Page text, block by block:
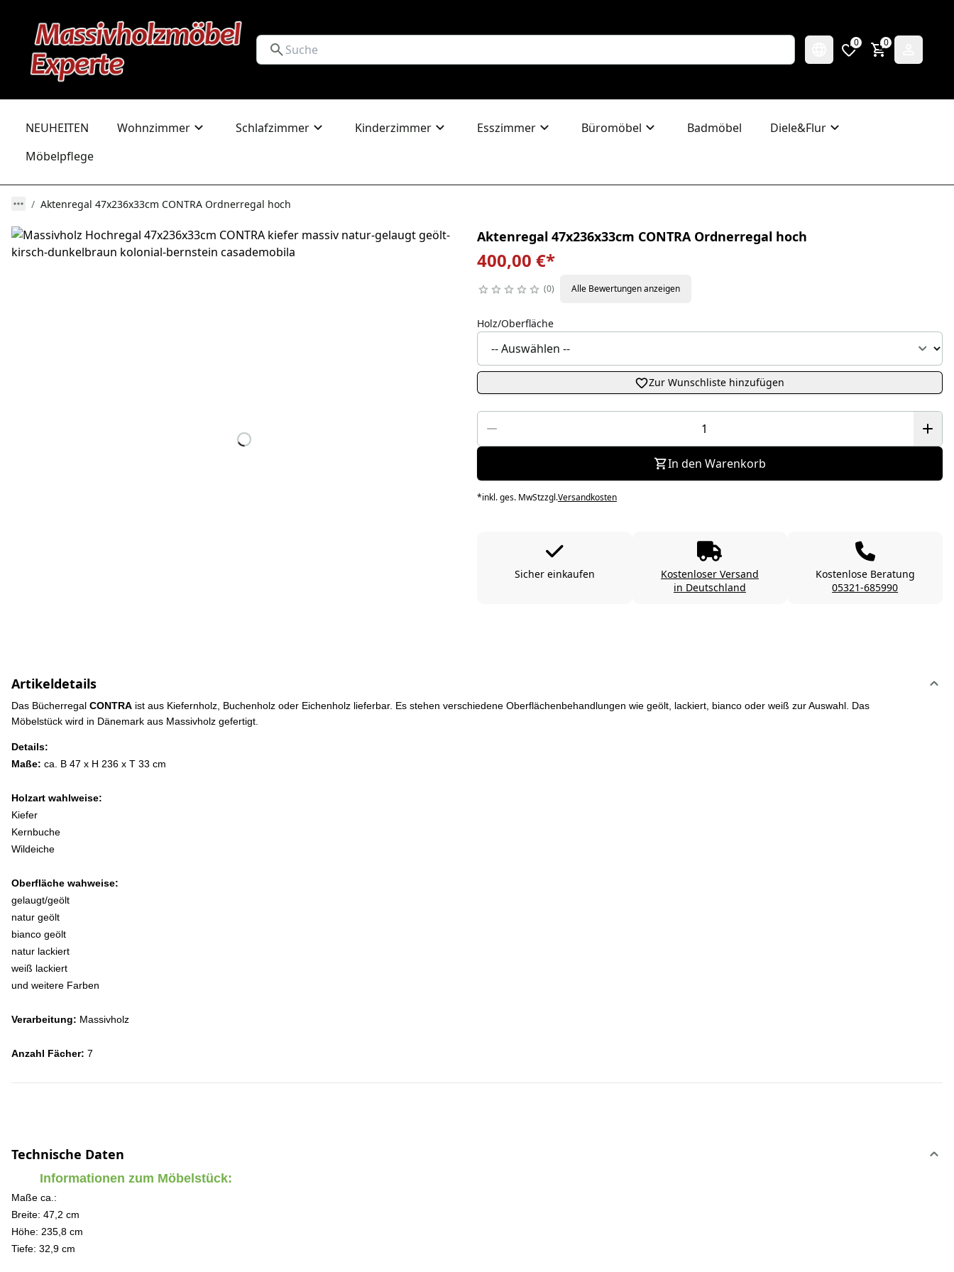
0 0
NEUHEITEN Wohnzimmer Schlafzimmer Kinderzimmer Esszimmer Büromöbel Badmöbel
Diele&Flur
Möbelpflege
Aktenregal 47x236x33cm CONTRA Ordnerregal hoch
Aktenregal 47x236x33cm CONTRA Ordnerregal hoch
400,00 €*
0 Alle Bewertungen anzeigen
Holz/Oberfläche
Zur Wunschliste hinzufügen
In den Warenkorb
*inkl. ges. MwStzzgl.Versandkosten
Sicher einkaufen
Kostenloser Versand
in Deutschland
Kostenlose Beratung
05321-685990
Artikeldetails
Das Bücherregal CONTRA ist aus Kiefernholz, Buchenholz oder Eichenholz lieferbar. Es stehen verschiedene Oberflächenbehandlungen wie geölt, lackiert, bianco oder weiß zur Auswahl. Das
Möbelstück wird in Dänemark aus Massivholz gefertigt.
Details:
Maße: ca. B 47 x H 236 x T 33 cm
Holzart wahlweise:
Kiefer
Kernbuche
Wildeiche
Oberfläche wahweise:
gelaugt/geölt
natur geölt
bianco geölt
natur lackiert
weiß lackiert
und weitere Farben
Verarbeitung: Massivholz
Anzahl Fächer: 7
Technische Daten
Informationen zum Möbelstück:
Maße ca.:
Breite: 47,2 cm
Höhe: 235,8 cm
Tiefe: 32,9 cm